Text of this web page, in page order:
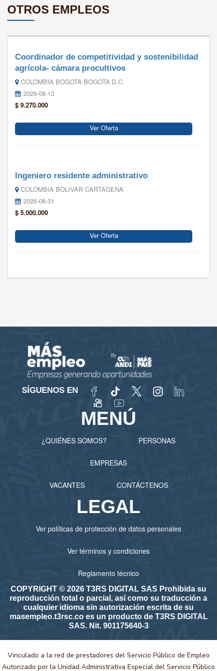
OTROS EMPLEOS
Coordinador de competitividad y sostenibilidad
agrícola- cámara procultivos
COLOMBIA BOGOTA BOGOTA D.C.
2026-08-13
$ 9.270.000
Ver Oferta
Ingeniero residente administrativo
COLOMBIA BOLIVAR CARTAGENA
2026-08-31
$ 5.000.000
Ver Oferta
SÍGUENOS EN
MENÚ
¿QUIÉNES SOMOS? PERSONAS
EMPRESAS
VACANTES CONTÁCTENOS
LEGAL
Ver políticas de protección de datos personales
Ver términos y condiciones
Reglamento técnico
COPYRIGHT © 2026 T3RS DIGITAL SAS Prohibida su
reproducción total o parcial, así como su traducción a
cualquier idioma sin autorización escrita de su
masempleo.t3rsc.co es un producto de T3RS DIGITAL
SAS. Nit. 901175640-3
Vinculado a la red de prestadores del Servicio Público de Empleo
Autorizado por la Unidad Administrativa Especial del Servicio Público